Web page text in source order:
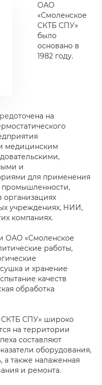
ОАО
«Смоленское
СКТБ СПУ»
было
основано в
1982 году.
на
медицинским
и
для применения
промышленности,
организациях
учреждениях, НИИ,
компаниях.
ОАО «Смоленское
работы,
и хранение
качеств
обработка
СПУ» широко
на территории
составляют
оборудования,
а также налаженная
и ремонта.